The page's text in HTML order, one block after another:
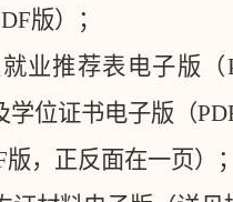
版）；
业推荐表电子版（
学位证书电子版（
版，正反面在一页）；